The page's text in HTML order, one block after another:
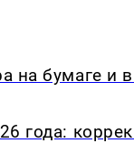
на бумаге
года: